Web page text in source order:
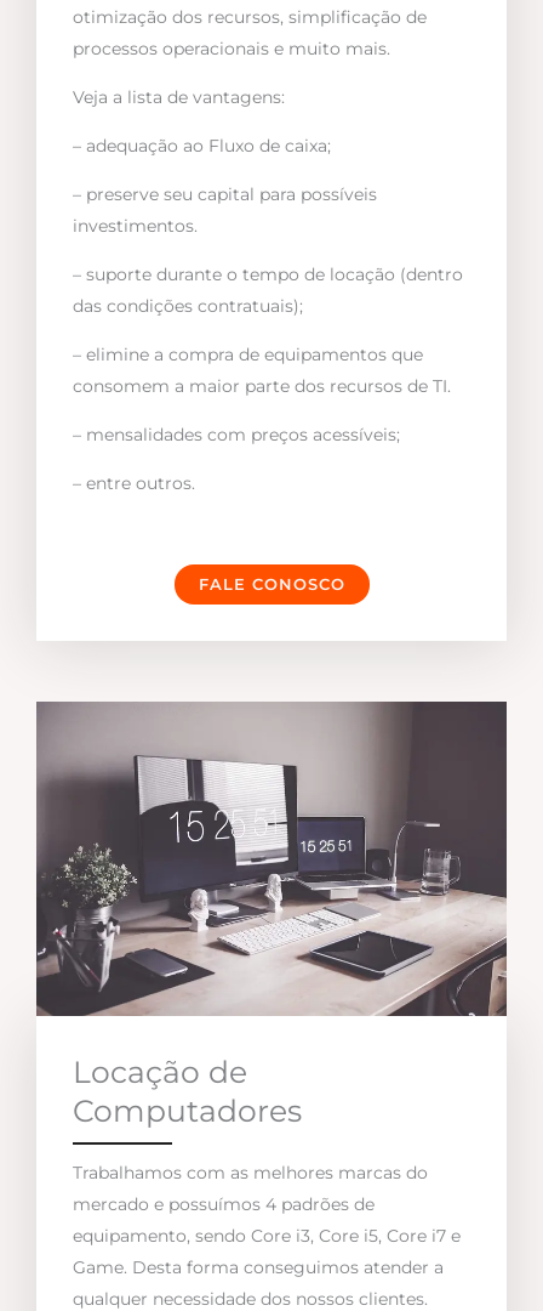
otimização dos recursos, simplificação de
processos operacionais e muito mais.
Veja a lista de vantagens:
– adequação ao Fluxo de caixa;
– preserve seu capital para possíveis
investimentos.
– suporte durante o tempo de locação (dentro
das condições contratuais);
– elimine a compra de equipamentos que
consomem a maior parte dos recursos de TI.
– mensalidades com preços acessíveis;
– entre outros.
FALE CONOSCO
Locação de
Computadores
Trabalhamos com as melhores marcas do
mercado e possuímos 4 padrões de
equipamento, sendo Core i3, Core i5, Core i7 e
Game. Desta forma conseguimos atender a
qualquer necessidade dos nossos clientes.